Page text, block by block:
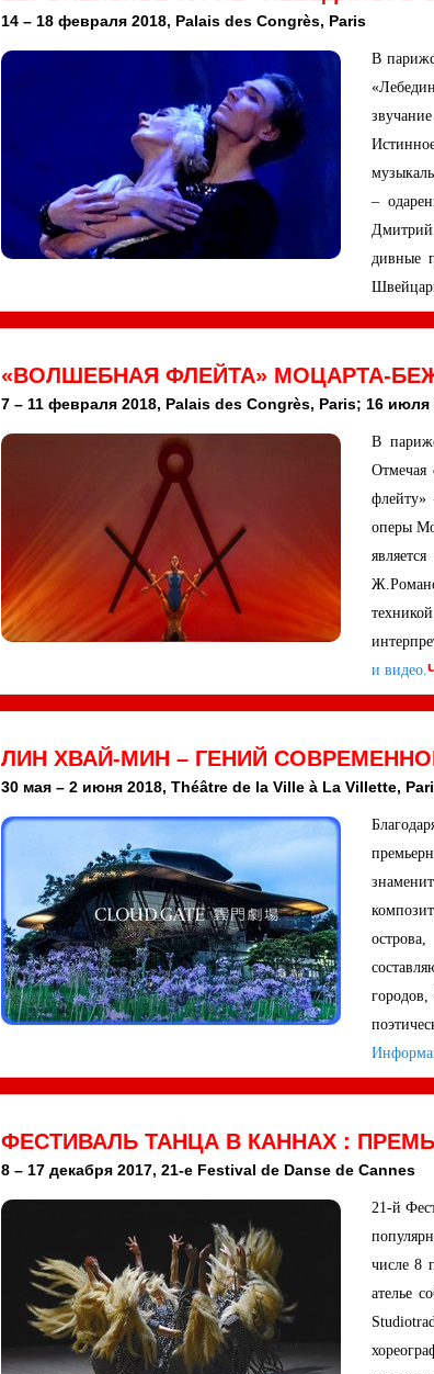
14 – 18 февраля 2018, Palais des Congrès, Paris
В
–
Дмитрий
дивные
«ВОЛШЕБНАЯ ФЛЕЙТА» МОЦАРТА-
7 – 11 февраля 2018, Palais des Congrès, Paris; 16 июля
В
Отмечая
оперы
и видео.
ЛИН ХВАЙ-МИН – ГЕНИЙ
30 мая – 2 июня 2018, Théâtre de la Ville à La Villette,
ФЕСТИВАЛЬ ТАНЦА В КАННАХ :
8 – 17 декабря 2017, 21-e Festival de Danse de Cannes
21-й
числе 8
ателье